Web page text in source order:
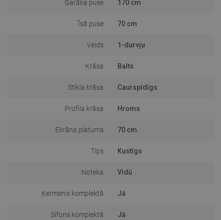
Garāka puse 170 cm
Īsā puse 70 cm
Veids 1-durvju
Krāsa Balts
Stikla krāsa Caurspīdīgs
Profila krāsa Hroms
Ekrāna platums 70 cm
Tips Kustīgs
Noteka Vidū
Ķermenis komplektā Jā
Sifons komplektā Jā